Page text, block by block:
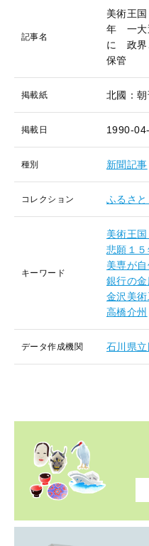
記事名
美術王
年 一大
に 政界
保管
掲載紙 北國：朝
掲載日 1990-
種別 新聞記事
コレクション ふるさ
キーワード
美術王国
悲願１
美専が自
銀行の
金沢美
高橋介州
データ作成機関 石川県